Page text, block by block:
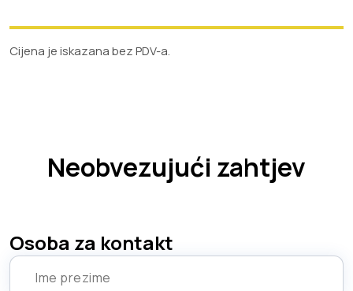
Cijena je iskazana bez PDV-a.
Neobvezujući zahtjev
Osoba za kontakt